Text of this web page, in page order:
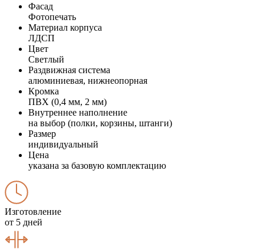
Фасад
Фотопечать
Материал корпуса
ЛДСП
Цвет
Светлый
Раздвижная система
алюминиевая, нижнеопорная
Кромка
ПВХ (0,4 мм, 2 мм)
Внутреннее наполнение
на выбор (полки, корзины, штанги)
Размер
индивидуальный
Цена
указана за базовую комплектацию
Изготовление
от 5 дней